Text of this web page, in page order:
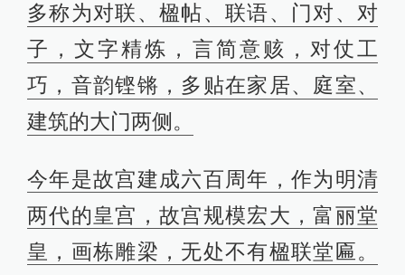
多称为对联、楹帖、联语、门对、对
子，文字精炼，言简意赅，对仗工
巧，音韵铿锵，多贴在家居、庭室、
建筑的大门两侧。
今年是故宫建成六百周年，作为明清
两代的皇宫，故宫规模宏大，富丽堂
皇，画栋雕梁，无处不有楹联堂匾。